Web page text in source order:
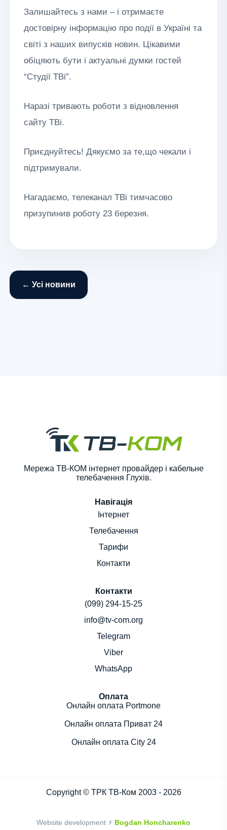
Залишайтесь з нами – і отримаєте
достовірну інформацію про події в Україні та
світі з наших випусків новин. Цікавими
обіцяють бути і актуальні думки гостей
“Студії ТВі”.
Наразі тривають роботи з відновлення
сайту ТВі.
Приєднуйтесь! Дякуємо за те,що чекали і
підтримували.
Нагадаємо, телеканал ТВі тимчасово
призупинив роботу 23 березня.
← Усі новини
Мережа ТВ-КОМ інтернет провайдер і кабельне
телебачення Глухів.
Навігація
Інтернет
Телебачення
Тарифи
Контакти
Контакти
(099) 294-15-25
info@tv-com.org
Telegram
Viber
WhatsApp
Оплата
Онлайн оплата Portmone
Онлайн оплата Приват 24
Онлайн оплата City 24
Copyright © ТРК ТВ-Ком 2003 - 2026
Website development ⚡ Bogdan Honcharenko